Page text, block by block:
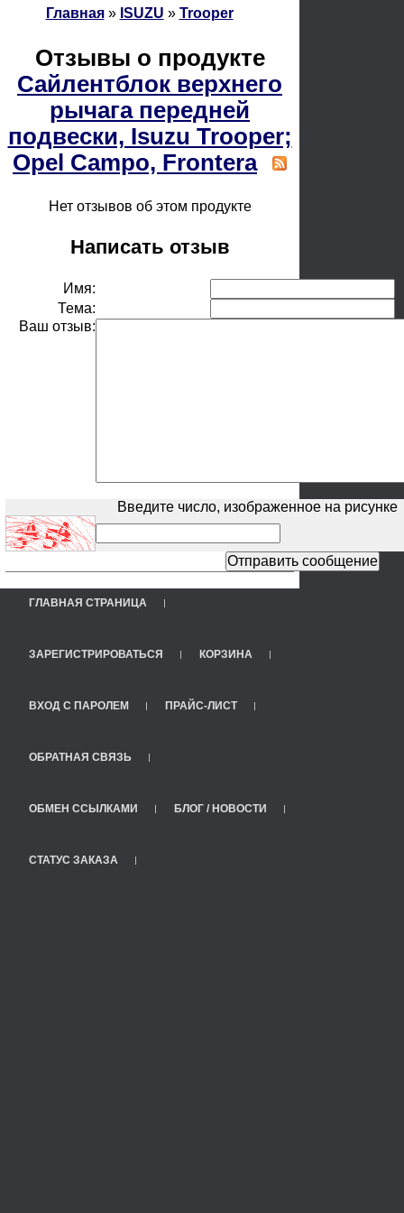
Главная» ISUZU » Trooper
Отзывы о продукте
Сайлентблок верхнего
рычага передней
подвески, Isuzu Trooper;
Opel Campo, Frontera
Нет отзывов об этом продукте
Написать отзыв
Имя:
Тема:
Ваш отзыв:
Введите число, изображенное на рисунке
ГЛАВНАЯ СТРАНИЦА
ЗАРЕГИСТРИРОВАТЬСЯ КОРЗИНА
ВХОД С ПАРОЛЕМ ПРАЙС-ЛИСТ
ОБРАТНАЯ СВЯЗЬ
ОБМЕН ССЫЛКАМИ БЛОГ / НОВОСТИ
СТАТУС ЗАКАЗА